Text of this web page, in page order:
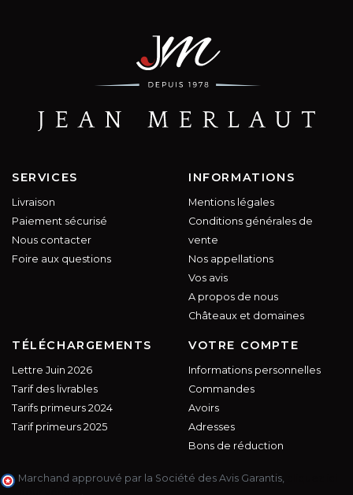
SERVICES
Livraison
Paiement sécurisé
Nous contacter
Foire aux questions
INFORMATIONS
Mentions légales
Conditions générales de
vente
Nos appellations
Vos avis
A propos de nous
Châteaux et domaines
TÉLÉCHARGEMENTS
Lettre Juin 2026
Tarif des livrables
Tarifs primeurs 2024
Tarif primeurs 2025
VOTRE COMPTE
Informations personnelles
Commandes
Avoirs
Adresses
Bons de réduction
Marchand approuvé par la Société des Avis Garantis,